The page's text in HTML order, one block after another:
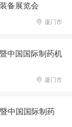
备展览会
厦门市
中国国际制药机
厦门市
中国国际制药